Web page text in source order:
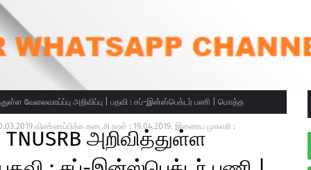
வேலைவாய்ப்பு அறிவிப்பு | பதவி : சப்-இன்ஸ்பெக்டர் பணி | மொத்த
விண்ணப்பிக்க கடைசி நாள் : 19.04.2019. இணைய முகவரி :
TNUSRB அறிவித்துள்ள